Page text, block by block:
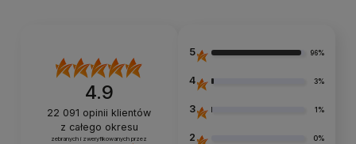
4.9
22 091 opinii klientów
z całego okresu
zebranych i zweryfikowanych przez
5 96%
4 3%
3 1%
2 0%